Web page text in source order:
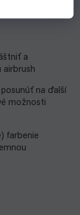
a
airbrush
na ďalší
možnosti
farbenie